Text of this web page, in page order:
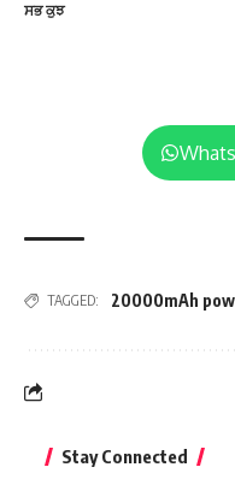
ਸਭ ਕੁਝ
TAGGED: 20000mAh
Stay Connected